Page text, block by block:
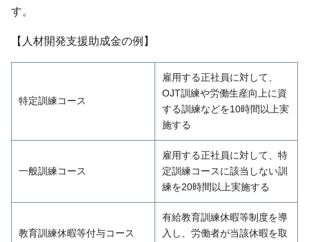
す。
【人材開発支援助成金の例】
特定訓練コース
雇用する正社員に対して、
OJT訓練や労働生産向上に資
する訓練などを10時間以上実
施する
一般訓練コース
雇用する正社員に対して、特
定訓練コースに該当しない訓
練を20時間以上実施する
教育訓練休暇等付与コース
有給教育訓練休暇等制度を導
入し、労働者が当該休暇を取